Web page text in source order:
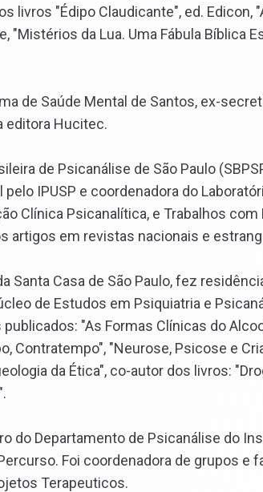
livros "Édipo Claudicante", ed. Edicon,
"Mistérios da Lua. Uma Fábula Bíblica
de Saúde Mental de Santos, ex-
editora Hucitec.
de Psicanálise de São Paulo
IPUSP e coordenadora do
Clínica Psicanalítica, e Trabalhos
artigos em revistas nacionais e
Santa Casa de São Paulo, fez
de Estudos em Psiquiatria e
"As Formas Clínicas do
Contratempo", "Neurose, Psicose e
da Ética", co-autor dos livros:
do Departamento de Psicanálise do
Foi coordenadora de grupos e
Terapeuticos.